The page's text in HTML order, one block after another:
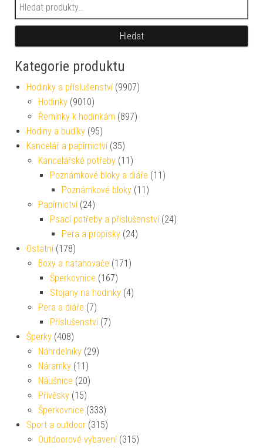
Hledat
Kategorie produktu
Hodinky a příslušenství (9907)
Hodinky (9010)
Řemínky k hodinkám (897)
Hodiny a budíky (95)
Kancelář a papírnictví (35)
Kancelářské potřeby (11)
Poznámkové bloky a diáře (11)
Poznámkové bloky (11)
Papírnictví (24)
Psací potřeby a příslušenství (24)
Pera a propisky (24)
Ostatní (178)
Boxy a natahovače (171)
Šperkovnice (167)
Stojany na hodinky (4)
Pera a diáře (7)
Příslušenství (7)
Šperky (408)
Náhrdelníky (29)
Náramky (11)
Náušnice (20)
Přívěsky (15)
Šperkovnice (333)
Sport a outdoor (315)
Outdoorové vybavení (315)